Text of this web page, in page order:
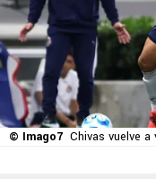
© Imago7 Chivas vuelve a